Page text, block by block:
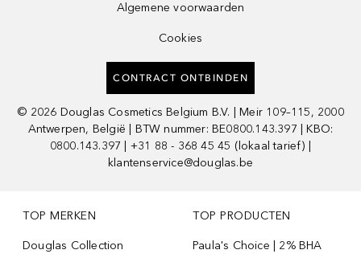
Algemene voorwaarden
Cookies
CONTRACT ONTBINDEN
© 2026 Douglas Cosmetics Belgium B.V. | Meir 109–115, 2000
Antwerpen, België | BTW nummer: BE0800.143.397 | KBO:
0800.143.397 | +31 88 - 368 45 45 (lokaal tarief) |
klantenservice@douglas.be
TOP MERKEN
Douglas Collection
TOP PRODUCTEN
Paula's Choice | 2% BHA